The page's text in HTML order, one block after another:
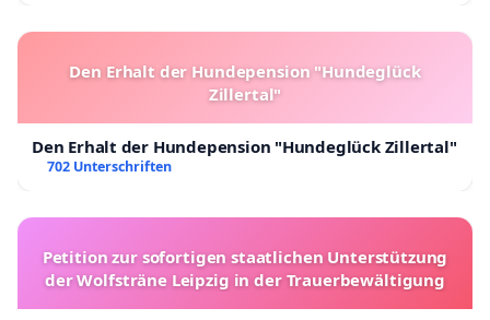
Den Erhalt der Hundepension "Hundeglück
Zillertal"
Den Erhalt der Hundepension "Hundeglück Zillertal"
702 Unterschriften
Petition zur sofortigen staatlichen Unterstützung
der Wolfsträne Leipzig in der Trauerbewältigung